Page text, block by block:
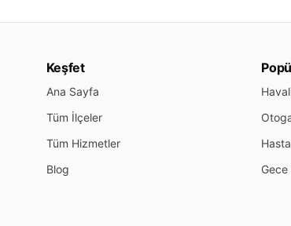
Keşfet
Ana Sayfa
Tüm İlçeler
Tüm Hizmetler
Blog